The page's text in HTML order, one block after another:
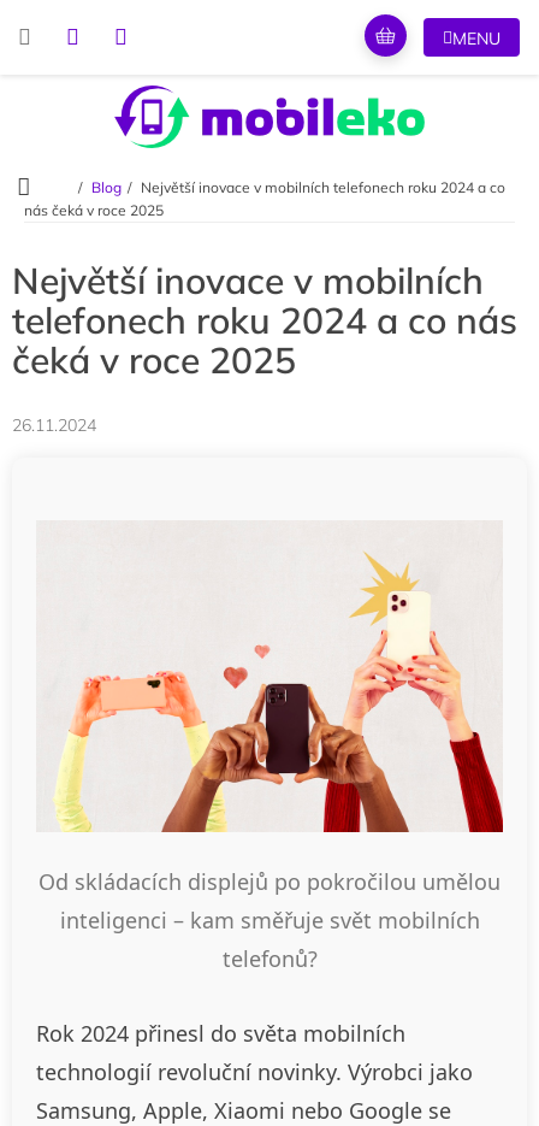
Domů
Blog
Největší inovace v mobilních telefonech roku 2024 a co
nás čeká v roce 2025
Největší inovace v mobilních
telefonech roku 2024 a co nás
čeká v roce 2025
26.11.2024
Od skládacích displejů po pokročilou umělou
inteligenci – kam směřuje svět mobilních
telefonů?
Rok 2024 přinesl do světa mobilních
technologií revoluční novinky. Výrobci jako
Samsung, Apple, Xiaomi nebo Google se